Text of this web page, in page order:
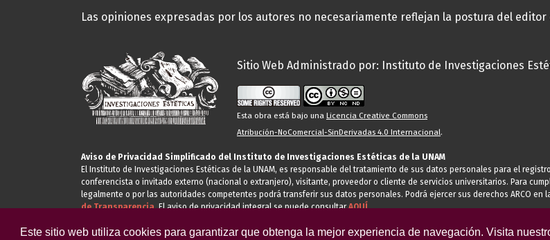
Este sitio web utiliza cookies para garantizar que obtenga la mejor experiencia de navegación. Visita
Las opiniones expresadas por los autores no necesariamente reflejan la postura del editor
Sitio Web Administrado por: Instituto de Investigaciones
Esta obra está bajo una Licencia Creative Commons
Atribución-NoComercial-SinDerivadas 4.0 Internacional.
Aviso de Privacidad Simplificado del Instituto de Investigaciones Estéticas de la UNAM
El Instituto de Investigaciones Estéticas de la UNAM, es responsable del tratamiento de sus datos personales para el
conferencista o invitado externo (nacional o extranjero), visitante, proveedor o cliente de servicios universitarios. Para
legalmente o por las autoridades competentes podrá transferir sus datos personales. Podrá ejercer sus derechos ARCO en
de Transparencia.El aviso de privacidad integral se puede consultarAQUÍ